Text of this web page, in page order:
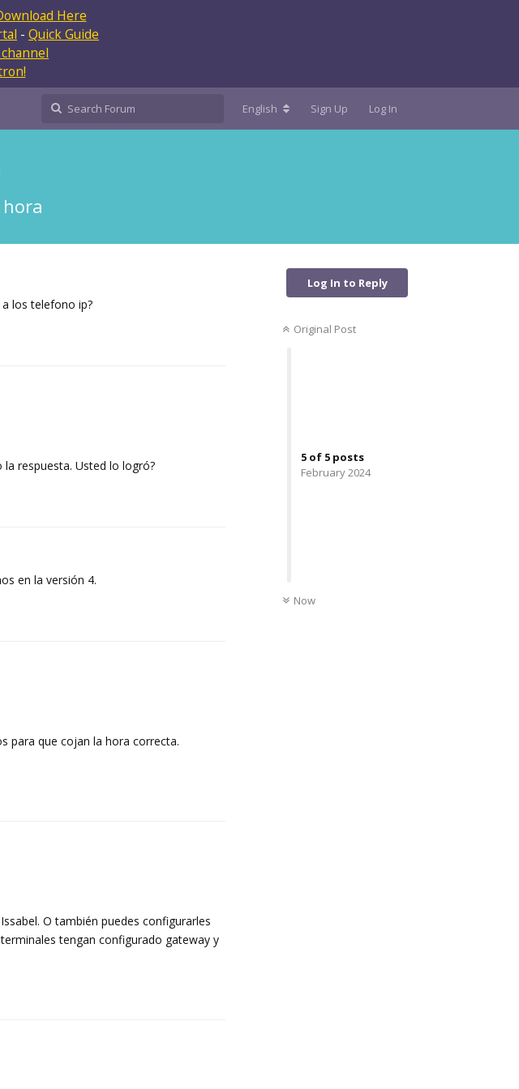
Here
- Quick Guide
English Sign Up Log In
Log In to Reply
Original Post
5 of 5 posts
February 2024
Now
los telefono ip?
respuesta. Usted lo logró?
en la versión 4.
para que cojan la hora correcta.
O también puedes configurarles
tengan configurado gateway y